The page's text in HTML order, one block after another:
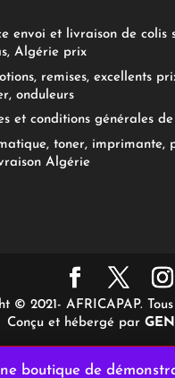
boutique de
envoi et livraison de colis
Algérie prix
remises, excellents
onduleurs
et conditions générales de
toner, imprimante,
Algérie
© 2021- AFRICAPAP.
Conçu et hébergé par